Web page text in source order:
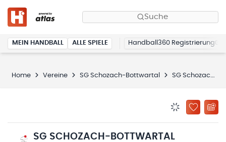
Suche
MEIN HANDBALL ALLE SPIELE Handball360 Registrierung
Home Vereine SG Schozach-Bottwartal SG Schozach-Bottwartal
ZU
SG SCHOZACH-BOTTWARTAL